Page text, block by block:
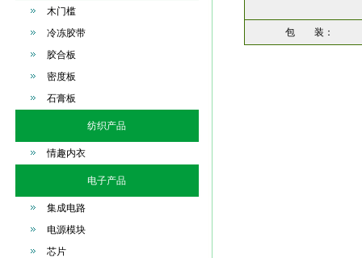
木门槛
冷冻胶带
胶合板
密度板
石膏板
纺织产品
情趣内衣
电子产品
集成电路
电源模块
芯片
包 装：